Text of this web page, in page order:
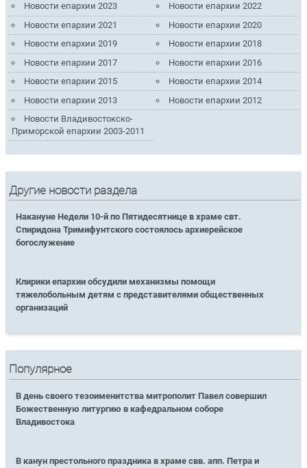
Новости епархии 2023
Новости епархии 2022
Новости епархии 2021
Новости епархии 2020
Новости епархии 2019
Новости епархии 2018
Новости епархии 2017
Новости епархии 2016
Новости епархии 2015
Новости епархии 2014
Новости епархии 2013
Новости епархии 2012
Новости Владивостокско-
Приморской епархии 2003-2011
Другие новости раздела
Накануне Недели 10-й по Пятидесятнице в храме свт.
Спиридона Тримифунтского состоялось архиерейское
богослужение
Клирики епархии обсудили механизмы помощи
тяжелобольным детям с представителями общественных
организаций
Популярное
В день своего тезоименитства митрополит Павел совершил
Божественную литургию в кафедральном соборе
Владивостока
В канун престольного праздника в храме свв. апп. Петра и